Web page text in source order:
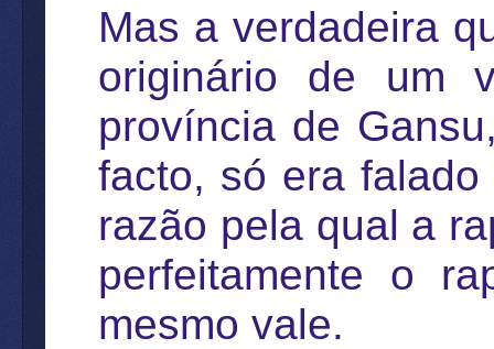
Mas a verdadeira
originário de um
província de
facto, só era
razão pela qual a
perfeitamente o
mesmo vale.